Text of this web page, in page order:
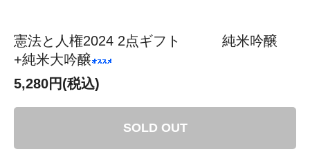
憲法と人権2024 2点ギフト 純米吟醸
+純米大吟醸
5,280円(税込)
SOLD OUT